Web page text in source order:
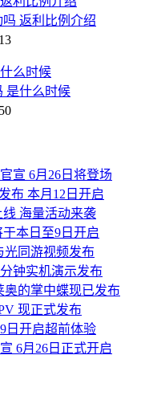
返利比例介绍
是什么时候
宣 6月26日将登场
布 本月12日开启
海量活动来袭
本日至9日开启
光同游视频发布
钟实机演示发布
奥的掌中蝶现已发布
现正式发布
日开启超前体验
6月26日正式开启